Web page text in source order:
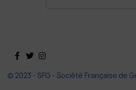
Facebook
Twitter
Instagram
© 2023 - SFG - Société Française de